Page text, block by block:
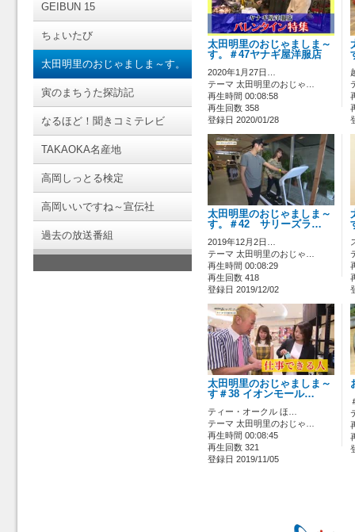
GEIBUN 15
ちょいたび
太田明里のおじゃましま～す。
寅のまちうた探訪記
なるほど！聞きコミテレビ
TAKAOKA名産地
高岡しっとる検定
高岡いいですね～宣伝社
過去の放送番組
太田明里のおじゃましま～
す。＃47ヤナギ屋洋服店
2020年1月27日…
テーマ 太田明里のおじゃ…
再生時間 00:08:58
再生回数 358
登録日 2020/01/28
太田明里のおじゃましま～
す。＃42 サリーズラ…
2019年12月2日…
テーマ 太田明里のおじゃ…
再生時間 00:08:29
再生回数 418
登録日 2019/12/02
太田明里のおじゃましま～
す＃38 イオンモール…
ティー・オークル ほ…
テーマ 太田明里のおじゃ…
再生時間 00:08:45
再生回数 321
登録日 2019/11/05